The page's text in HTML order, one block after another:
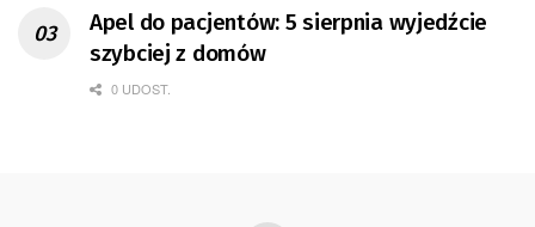
Apel do pacjentów: 5 sierpnia wyjedźcie
szybciej z domów
0 UDOST.